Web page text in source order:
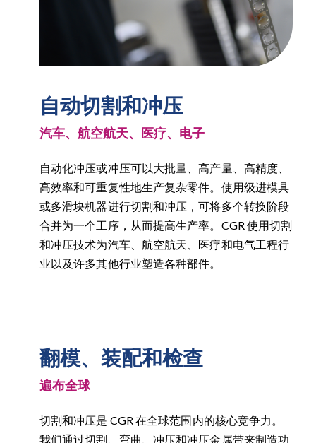
自动切割和冲压
汽车、航空航天、医疗、电子
自动化冲压或冲压可以大批量、高产量、高精度、
高效率和可重复性地生产复杂零件。使用级进模具
或多滑块机器进行切割和冲压，可将多个转换阶段
合并为一个工序，从而提高生产率。CGR 使用切割
和冲压技术为汽车、航空航天、医疗和电气工程行
业以及许多其他行业塑造各种部件。
翻模、装配和检查
遍布全球
切割和冲压是 CGR 在全球范围内的核心竞争力。
我们通过切割、弯曲、冲压和冲压金属带来制造功